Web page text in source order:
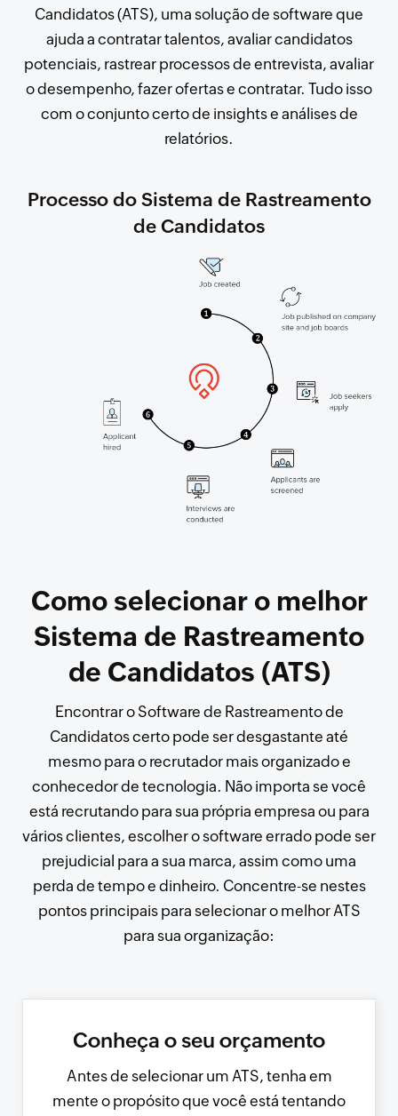
Candidatos (ATS), uma solução de software que
ajuda a contratar talentos, avaliar candidatos
potenciais, rastrear processos de entrevista, avaliar
o desempenho, fazer ofertas e contratar. Tudo isso
com o conjunto certo de insights e análises de
relatórios.
Processo do Sistema de Rastreamento
de Candidatos
Como selecionar o melhor
Sistema de Rastreamento
de Candidatos (ATS)
Encontrar o Software de Rastreamento de
Candidatos certo pode ser desgastante até
mesmo para o recrutador mais organizado e
conhecedor de tecnologia. Não importa se você
está recrutando para sua própria empresa ou para
vários clientes, escolher o software errado pode ser
prejudicial para a sua marca, assim como uma
perda de tempo e dinheiro. Concentre-se nestes
pontos principais para selecionar o melhor ATS
para sua organização:
Conheça o seu orçamento
Antes de selecionar um ATS, tenha em
mente o propósito que você está tentando